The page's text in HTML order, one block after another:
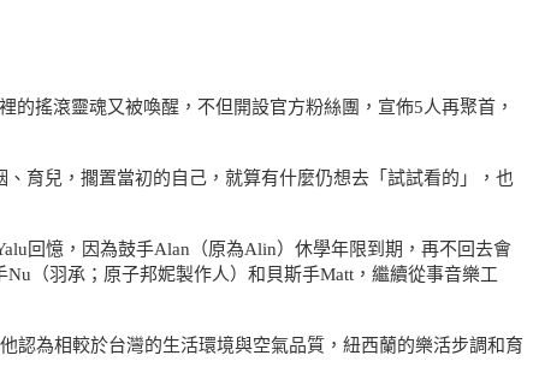
的搖滾靈魂又被喚醒，不但開設官方粉絲團，宣佈5人再聚首，
育兒，擱置當初的自己，就算有什麼仍想去「試試看的」，也
回憶，因為鼓手Alan（原為Alin）休學年限到期，再不回去會
（羽承；原子邦妮製作人）和貝斯手Matt，繼續從事音樂工
認為相較於台灣的生活環境與空氣品質，紐西蘭的樂活步調和育